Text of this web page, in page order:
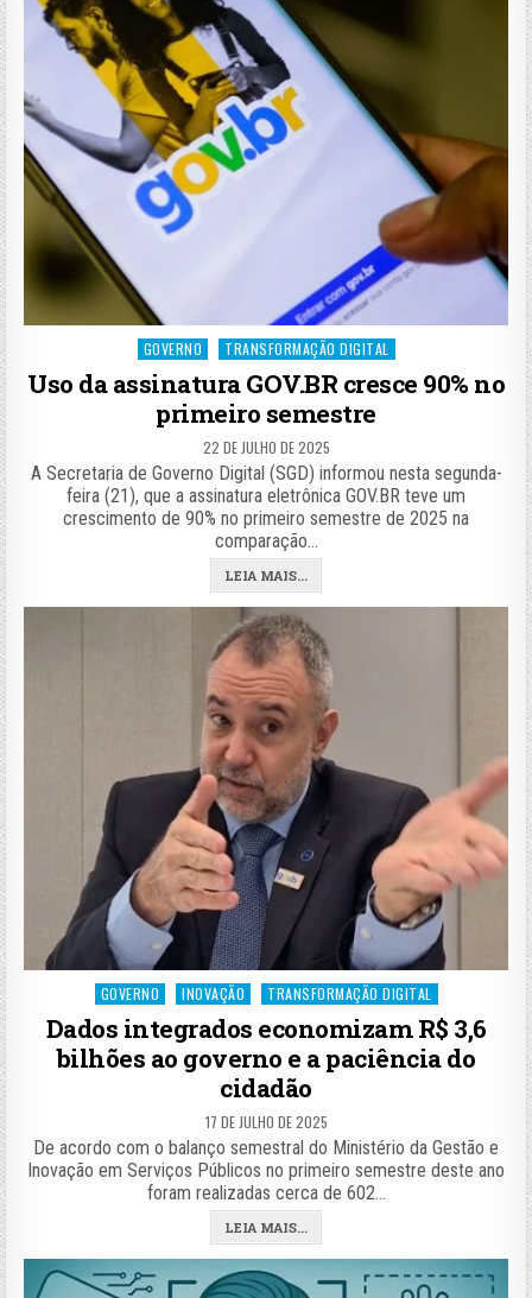
Posted
GOVERNO TRANSFORMAÇÃO DIGITAL
Uso da assinatura GOV.BR cresce 90% no
primeiro semestre
22 DE JULHO DE 2025
A Secretaria de Governo Digital (SGD) informou nesta segunda-
feira (21), que a assinatura eletrônica GOV.BR teve um
crescimento de 90% no primeiro semestre de 2025 na
comparação…
LEIA MAIS...
Posted
GOVERNO INOVAÇÃO TRANSFORMAÇÃO DIGITAL
Dados integrados economizam R$ 3,6
bilhões ao governo e a paciência do
cidadão
17 DE JULHO DE 2025
De acordo com o balanço semestral do Ministério da Gestão e
Inovação em Serviços Públicos no primeiro semestre deste ano
foram realizadas cerca de 602…
LEIA MAIS...